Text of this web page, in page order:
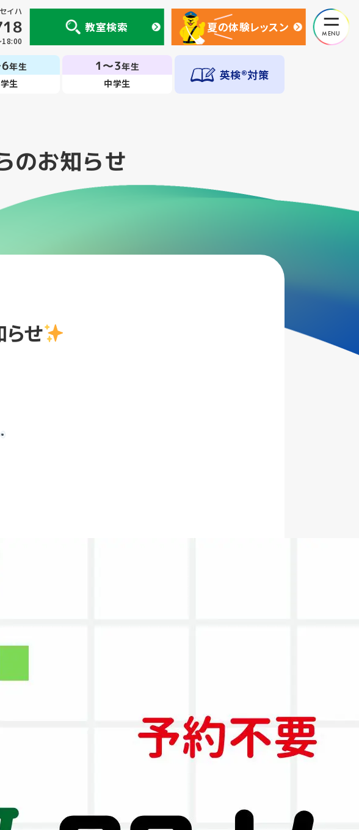
イハ
18:00
教室検索
夏の体験レッスン
夏の体験レッスン
年生
生
1～3年生
中学生
英検®対策
のお知らせ
せ